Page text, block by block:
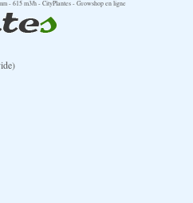
- 615 m3/h - CityPlantes - Growshop en ligne